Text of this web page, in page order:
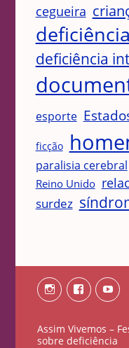
cegueira
deficiência
esporte
ficção
paralisia cerebral
Reino Unido
surdez
InstagramFacebook
Assim Vivemos –
sobre deficiência